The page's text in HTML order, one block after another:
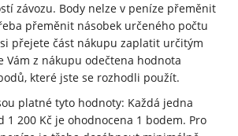
závozu. Body nelze v peníze přeměnit
přeměnit násobek určeného počtu
přejete část nákupu zaplatit určitým
Vám z nákupu odečtena hodnota
které jste se rozhodli použít.
platné tyto hodnoty: Každá jedna
1 200 Kč je ohodnocena 1 bodem. Pro